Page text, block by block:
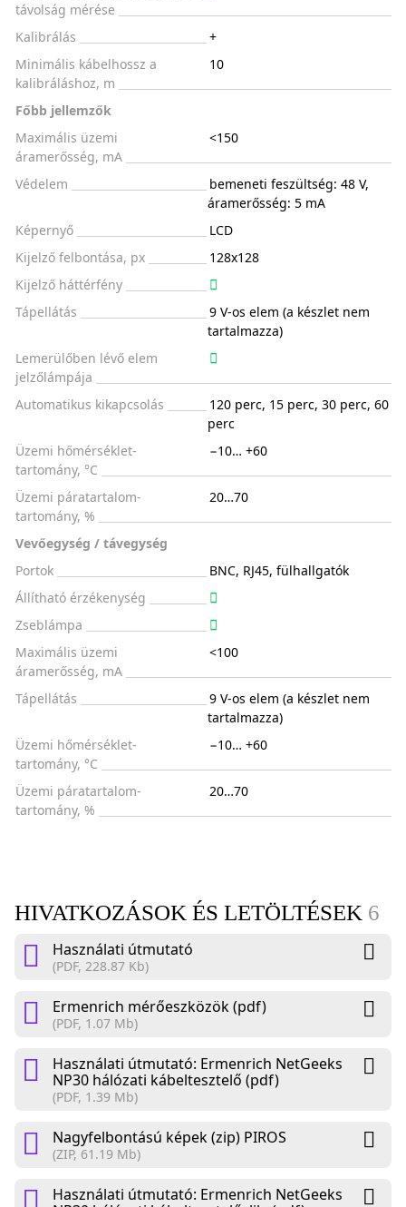
távolság mérése
Kalibrálás
+
Minimális kábelhossz a
kalibráláshoz, m
10
Főbb jellemzők
Maximális üzemi
áramerősség, mA
<150
Védelem
bemeneti feszültség: 48 V,
áramerősség: 5 mA
Képernyő
LCD
Kijelző felbontása, px
128x128
Kijelző háttérfény
Tápellátás
9 V-os elem (a készlet nem
tartalmazza)
Lemerülőben lévő elem
jelzőlámpája
Automatikus kikapcsolás
120 perc, 15 perc, 30 perc, 60
perc
Üzemi hőmérséklet-
tartomány, °C
−10… +60
Üzemi páratartalom-
tartomány, %
20…70
Vevőegység / távegység
Portok
BNC, RJ45, fülhallgatók
Állítható érzékenység
Zseblámpa
Maximális üzemi
áramerősség, mA
<100
Tápellátás
9 V-os elem (a készlet nem
tartalmazza)
Üzemi hőmérséklet-
tartomány, °C
−10… +60
Üzemi páratartalom-
tartomány, %
20…70
HIVATKOZÁSOK ÉS LETÖLTÉSEK 6
Használati útmutató
(PDF, 228.87 Kb)
Ermenrich mérőeszközök (pdf)
(PDF, 1.07 Mb)
Használati útmutató: Ermenrich NetGeeks
NP30 hálózati kábeltesztelő (pdf)
(PDF, 1.39 Mb)
Nagyfelbontású képek (zip) PIROS
(ZIP, 61.19 Mb)
Használati útmutató: Ermenrich NetGeeks